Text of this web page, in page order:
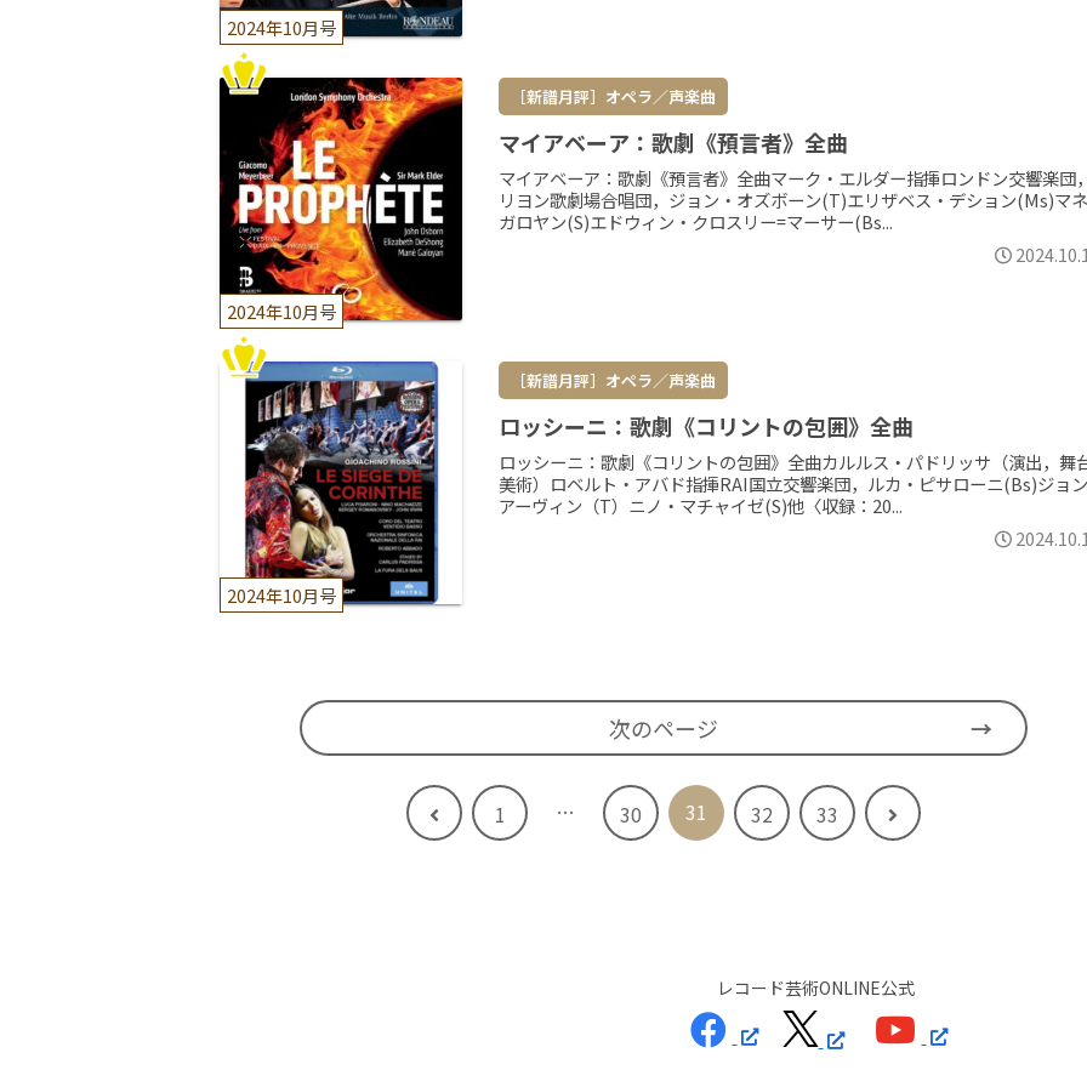
2024年10月号
2024年10月号
［新譜月評］オペラ／声楽曲
マイアベーア：歌劇《預言者》全曲
マイアベーア：歌劇《預言者》全曲マーク・エルダー指揮ロンドン交響楽団，
リヨン歌劇場合唱団，ジョン・オズボーン(T)エリザベス・デション(Ms)マネ
ガロヤン(S)エドウィン・クロスリー=マーサー(Bs...
2024年10月号
［新譜月評］オペラ／声楽曲
ロッシーニ：歌劇《コリントの包囲》全曲
ロッシーニ：歌劇《コリントの包囲》全曲カルルス・パドリッサ（演出，舞
美術）ロベルト・アバド指揮RAI国立交響楽団，ルカ・ピサローニ(Bs)ジョン
アーヴィン（T）ニノ・マチャイゼ(S)他〈収録：20...
次のページ
前
1 … 30 31 32 33
次
レコード芸術ONLINE公式